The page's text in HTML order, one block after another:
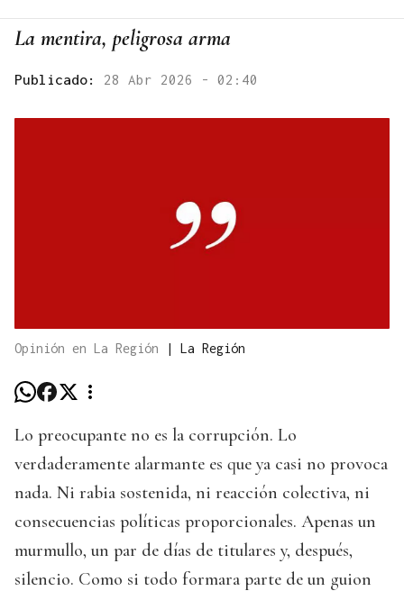
La mentira, peligrosa arma
Publicado: 28 Abr 2026 - 02:40
Opinión en La Región | La Región
Lo preocupante no es la corrupción. Lo
verdaderamente alarmante es que ya casi no provoca
nada. Ni rabia sostenida, ni reacción colectiva, ni
consecuencias políticas proporcionales. Apenas un
murmullo, un par de días de titulares y, después,
silencio. Como si todo formara parte de un guion